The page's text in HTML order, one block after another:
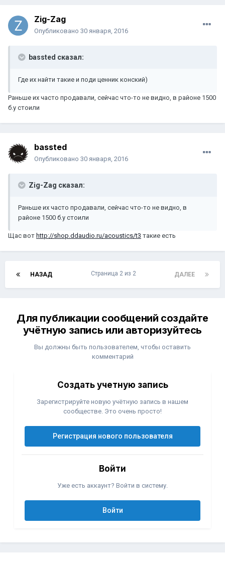
Zig-Zag
Опубликовано 30 января, 2016
bassted сказал:
Где их найти такие и поди ценник конский)
Раньше их часто продавали, сейчас что-то не видно, в районе 1500
б.у стоили
bassted
Опубликовано 30 января, 2016
Zig-Zag сказал:
Раньше их часто продавали, сейчас что-то не видно, в
районе 1500 б.у стоили
Щас вот http://shop.ddaudio.ru/acoustics/t3 такие есть
НАЗАД ДАЛЕЕ
Страница 2 из 2
Для публикации сообщений создайте
учётную запись или авторизуйтесь
Вы должны быть пользователем, чтобы оставить
комментарий
Создать учетную запись
Зарегистрируйте новую учётную запись в нашем
сообществе. Это очень просто!
Регистрация нового пользователя
Войти
Уже есть аккаунт? Войти в систему.
Войти